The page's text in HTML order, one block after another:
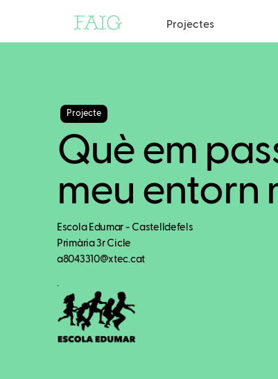
Projectes
Projecte
Què em
meu entorn
Escola Edumar - Castelldefels
Primària 3r Cicle
a8043310@xtec.cat